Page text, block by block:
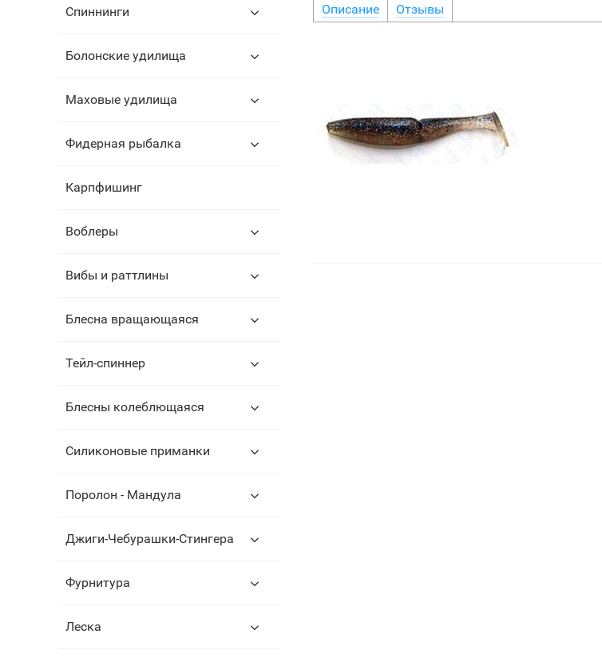
Описание Отзывы
Спиннинги
Болонские удилища
Маховые удилища
Фидерная рыбалка
Карпфишинг
Воблеры
Вибы и раттлины
Блесна вращающаяся
Тейл-спиннер
Блесны колеблющаяся
Силиконовые приманки
Поролон - Мандула
Джиги-Чебурашки-Стингера
Фурнитура
Леска